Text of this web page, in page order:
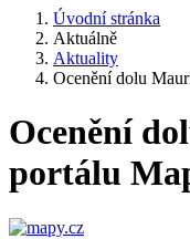
Úvodní stránka
Aktuálně
Aktuality
Ocenění dolu
Ocenění
portálu